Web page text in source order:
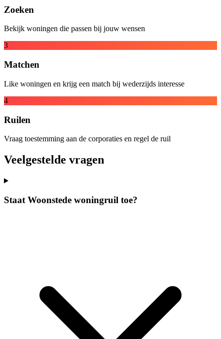
Zoeken
Bekijk woningen die passen bij jouw wensen
3
Matchen
Like woningen en krijg een match bij wederzijds interesse
4
Ruilen
Vraag toestemming aan de corporaties en regel de ruil
Veelgestelde vragen
Staat Woonstede woningruil toe?